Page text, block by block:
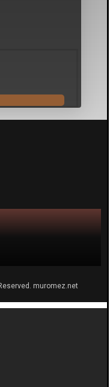
muromez.net